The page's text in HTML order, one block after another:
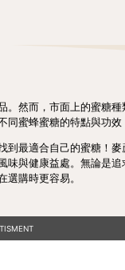
然而，市面上的蜜糖
蜜蜂蜜糖的特點與功
最適合自己的蜜糖！
與健康益處。無論是
購時更容易。